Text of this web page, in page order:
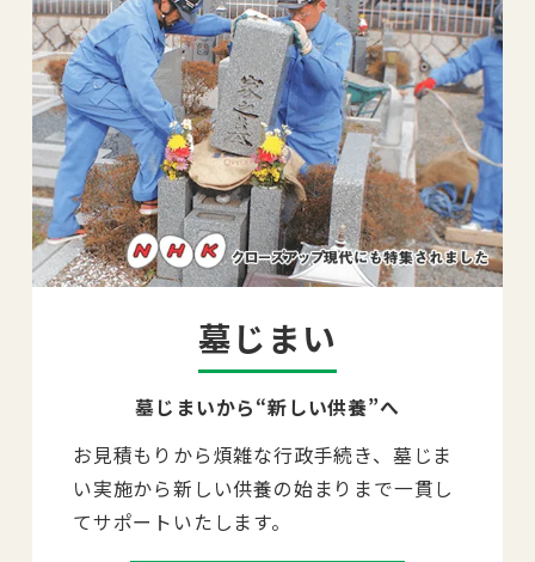
墓じまい
墓じまいから“新しい供養”へ
お見積もりから煩雑な行政手続き、墓じま
い実施から新しい供養の始まりまで一貫し
てサポートいたします。